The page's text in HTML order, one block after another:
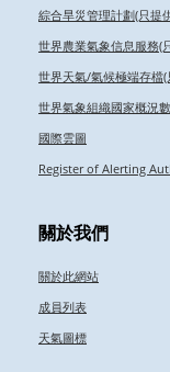
綜合旱災管理計劃(只提
世界農業氣象信息服務(
世界天氣/氣候極端存檔(
世界氣象組織國家概況
國際雲圖
Register of Alerting
關於我們
關於此網站
成員列表
天氣圖標